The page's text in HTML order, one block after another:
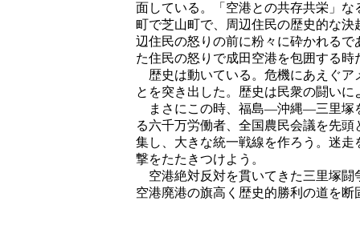
面している。「空港との共存共栄」
町で芝山町で、周辺住民の歴史的な
辺住民の怒りの前に粉々に砕かれる
た住民の怒りで成田空港を包囲する時
歴史は動いている。危機にあえぐア
とを突き出した。歴史は民衆の闘いに
まさにこの時、福島―沖縄―三里塚
る六千万労働者、全国農民会議を先
集し、大きな統一戦線を作ろう。迷
撃をたたきつけよう。
空港絶対反対を貫いてきた三里塚闘
空港廃港の旗高く歴史的勝利の道を断